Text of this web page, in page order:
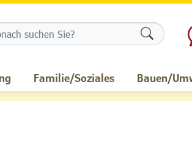
Familie/Soziales Bauen/